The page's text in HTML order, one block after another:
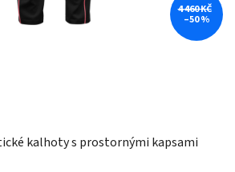
kalhoty s prostornými kapsami
4 460 KČ
–50 %